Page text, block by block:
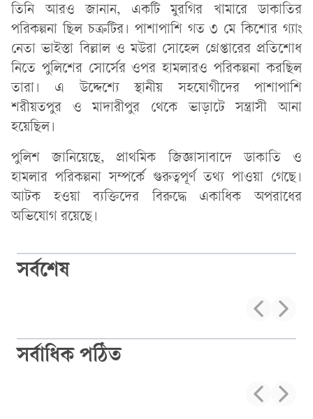
তিনি আরও জানান, একটি মুরগির খামারে ডাকাতির
পরিকল্পনা ছিল চক্রটির। পাশাপাশি গত ৩ মে কিশোর গ্যাং
নেতা ভাইস্তা বিল্লাল ও মউরা সোহেল গ্রেপ্তারের প্রতিশোধ
নিতে পুলিশের সোর্সের ওপর হামলারও পরিকল্পনা করছিল
তারা। এ উদ্দেশ্যে স্থানীয় সহযোগীদের পাশাপাশি
শরীয়তপুর ও মাদারীপুর থেকে ভাড়াটে সন্ত্রাসী আনা
হয়েছিল।
পুলিশ জানিয়েছে, প্রাথমিক জিজ্ঞাসাবাদে ডাকাতি ও
হামলার পরিকল্পনা সম্পর্কে গুরুত্বপূর্ণ তথ্য পাওয়া গেছে।
আটক হওয়া ব্যক্তিদের বিরুদ্ধে একাধিক অপরাধের
অভিযোগ রয়েছে।
সর্বশেষ
সর্বাধিক পঠিত